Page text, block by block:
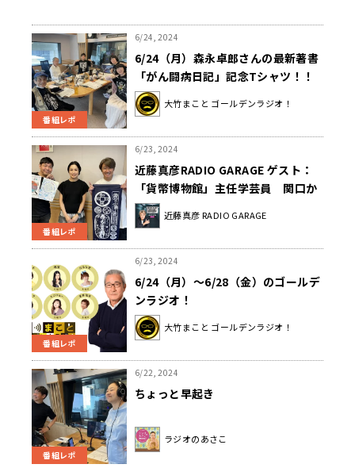
番組レポ
6/24, 2024
6/24（月）森永卓郎さんの最新著書
「がん闘病日記」記念Tシャツ！！
🌟
大竹まこと ゴールデンラジオ！
番組レポ
6/23, 2024
近藤真彦RADIO GARAGE ゲスト：
「貨幣博物館」主任学芸員 関口か
をりさん①
近藤真彦 RADIO GARAGE
番組レポ
6/23, 2024
6/24（月）～6/28（金）のゴールデ
ンラジオ！
大竹まこと ゴールデンラジオ！
番組レポ
6/22, 2024
ちょっと早起き
ラジオのあさこ